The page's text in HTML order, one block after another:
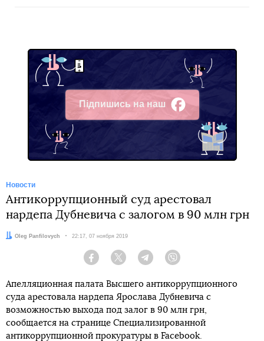
Підпишись на наш
Facebook
Новости
Антикоррупционный суд арестовал
нардепа Дубневича с залогом в 90 млн грн
Автор:
Oleg Panfilovych Дата:
22:17, 07 ноября 2019
Facebook Twitter Telegram
Апелляционная палата Высшего антикоррупционного
суда арестовала нардепа Ярослава Дубневича с
возможностью выхода под залог в 90 млн грн,
сообщается на странице Специализированной
антикоррупционной прокуратуры в Facebook.